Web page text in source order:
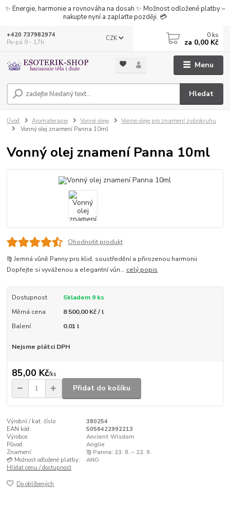
✨ Energie, harmonie a rovnováha na dosah ✨ Možnost odložené platby –
nakupte nyní a zaplaťte později. 💳
Menu
CZK
Hledat
+420 737982974
Po-pá 9 - 17h
0 ks
za 0,00 Kč
Úvod Aromaterapie Vonné oleje
Vonné oleje pro znamení zvěrokruhu
Vonný olej znamení Panna 10ml
Vonný olej znamení Panna 10ml
Ohodnotit produkt
♍ Jemná vůně Panny pro klid, soustředění a přirozenou harmonii
Dopřejte si vyváženou a elegantní vůn... celý popis
Dostupnost
Skladem 9 ks
Měrná cena
8 500,00 Kč / l
Balení
0.01 l
Nejsme plátci DPH
85,00 Kč/ks
Přidat do košíku
Výrobní / kat. číslo
380254
EAN kód:
5056422992213
Výrobce:
Ancient Wisdom
Původ:
Anglie
Znamení:
♍ Panna: 23. 8. – 22. 9.
💳 Možnost odložené platby:
ANO
Hlídat cenu / dostupnost
Do oblíbených